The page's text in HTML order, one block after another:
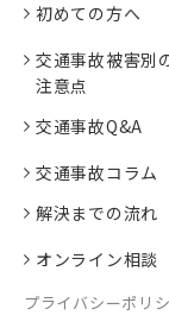
初めての方へ
交通事故被害別
注意点
交通事故Q&A
交通事故コラム
解決までの流れ
オンライン相談
プライバシーポリ